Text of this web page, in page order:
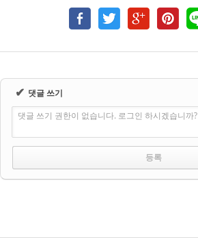
✔ 댓글 쓰기
댓글 쓰기 권한이 없습니다. 로그인 하시겠습니까?